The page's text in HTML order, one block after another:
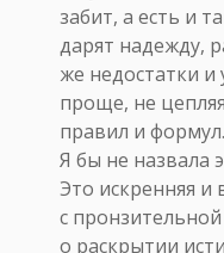
забит, а есть и
дарят надежду,
же недостатки и
проще, не
правил и формул.
Я бы не назвала
Это искренняя
с
о раскрытии